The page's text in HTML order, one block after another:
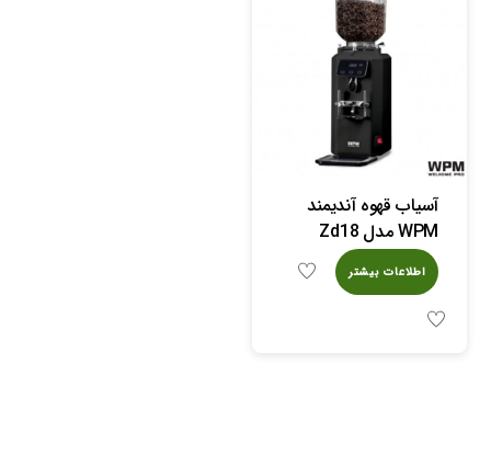
آسیاب قهوه آندیمند
WPM مدل Zd18
اطلاعات بیشتر